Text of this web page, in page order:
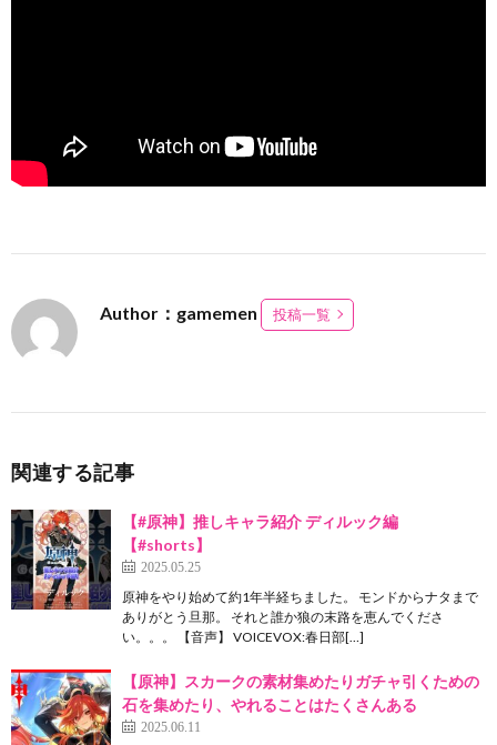
Author：gamemen 投稿一覧
関連する記事
【#原神】推しキャラ紹介 ディルック編
【#shorts】
2025.05.25
原神をやり始めて約1年半経ちました。 モンドからナタまで
ありがとう旦那。 それと誰か狼の末路を恵んでくださ
い。。。 【音声】 VOICEVOX:春日部[…]
【原神】スカークの素材集めたりガチャ引くための
石を集めたり、やれることはたくさんある
2025.06.11